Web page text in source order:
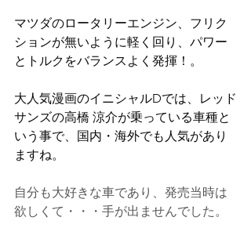
マツダのロータリーエンジン、フリク
ションが無いように軽く回り、パワー
とトルクをバランスよく発揮！。
大人気漫画のイニシャルDでは、
レッド
サンズの高橋 涼介が乗っている車種と
いう事で、国内・海外でも人気があり
ますね。
自分も大好きな車であり、発売当時は
欲しくて・・・手が出ませんでした。